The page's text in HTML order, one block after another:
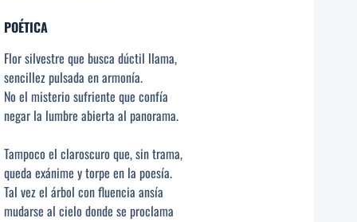
POÉTICA
Flor silvestre que busca dúctil llama,
sencillez pulsada en armonía.
No el misterio sufriente que confía
negar la lumbre abierta al panorama.
Tampoco el claroscuro que, sin trama,
queda exánime y torpe en la poesía.
Tal vez el árbol con fluencia ansía
mudarse al cielo donde se proclama